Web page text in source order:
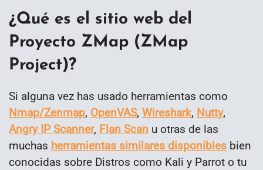
¿Qué es el sitio web del
Proyecto ZMap (ZMap
Project)?
Si alguna vez has usado herramientas como
Nmap/Zenmap, OpenVAS, Wireshark, Nutty,
Angry IP Scanner, Flan Scan u otras de las
muchas herramientas similares disponibles bien
conocidas sobre Distros como Kali y Parrot o tu